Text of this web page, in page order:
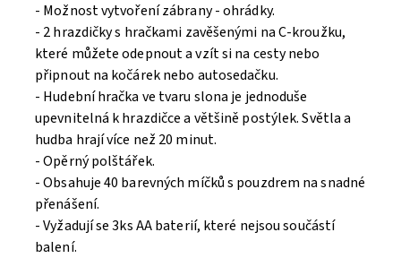
- Možnost vytvoření zábrany - ohrádky.
- 2 hrazdičky s hračkami zavěšenými na C-kroužku,
které můžete odepnout a vzít si na cesty nebo
připnout na kočárek nebo autosedačku.
- Hudební hračka ve tvaru slona je jednoduše
upevnitelná k hrazdičce a většině postýlek. Světla a
hudba hrají více než 20 minut.
- Opěrný polštářek.
- Obsahuje 40 barevných míčků s pouzdrem na snadné
přenášení.
- Vyžadují se 3ks AA baterií, které nejsou součástí
balení.